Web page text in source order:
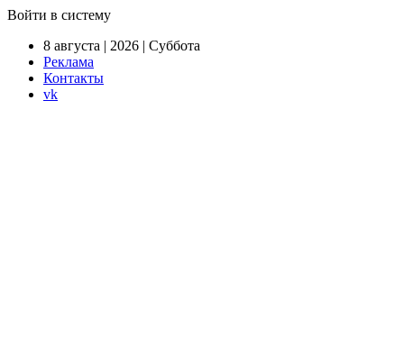
Войти в систему
8 августа | 2026 | Суббота
Реклама
Контакты
vk